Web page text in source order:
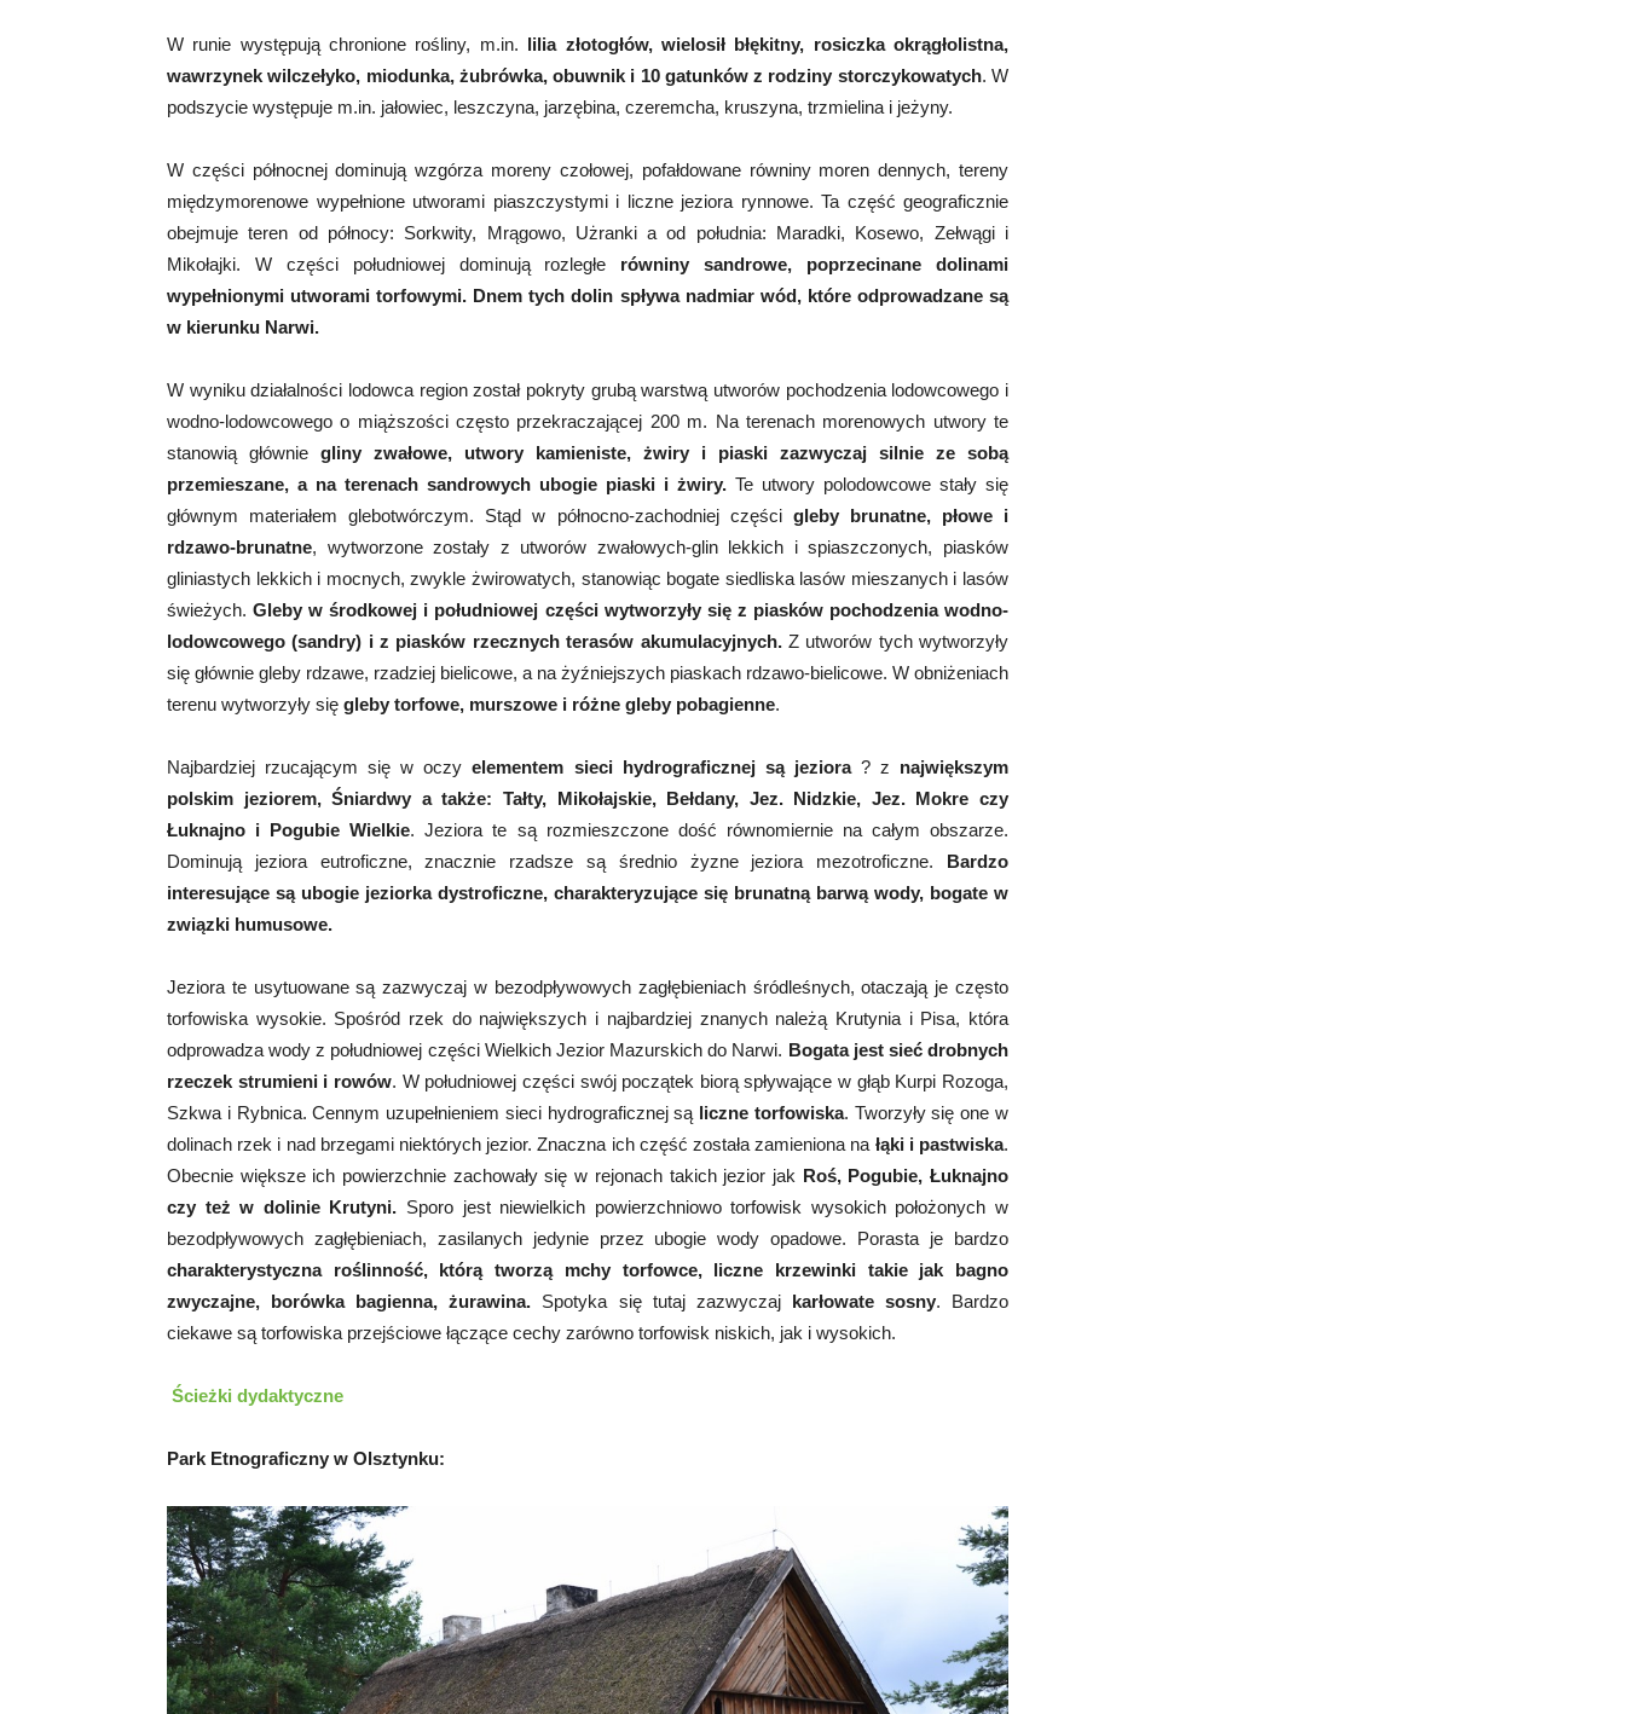
W runie występują chronione rośliny, m.in. lilia złotogłów, wielosił błękitny, rosiczka okrągłolistna,
wawrzynek wilczełyko, miodunka, żubrówka, obuwnik i 10 gatunków z rodziny storczykowatych. W
podszycie występuje m.in. jałowiec, leszczyna, jarzębina, czeremcha, kruszyna, trzmielina i jeżyny.
W części północnej dominują wzgórza moreny czołowej, pofałdowane równiny moren dennych, tereny
międzymorenowe wypełnione utworami piaszczystymi i liczne jeziora rynnowe. Ta część geograficznie
obejmuje teren od północy: Sorkwity, Mrągowo, Użranki a od południa: Maradki, Kosewo, Zełwągi i
Mikołajki. W części południowej dominują rozległe równiny sandrowe, poprzecinane dolinami
wypełnionymi utworami torfowymi. Dnem tych dolin spływa nadmiar wód, które odprowadzane są
w kierunku Narwi.
W wyniku działalności lodowca region został pokryty grubą warstwą utworów pochodzenia lodowcowego i
wodno-lodowcowego o miąższości często przekraczającej 200 m. Na terenach morenowych utwory te
stanowią głównie gliny zwałowe, utwory kamieniste, żwiry i piaski zazwyczaj silnie ze sobą
przemieszane, a na terenach sandrowych ubogie piaski i żwiry. Te utwory polodowcowe stały się
głównym materiałem glebotwórczym. Stąd w północno-zachodniej części gleby brunatne, płowe i
rdzawo-brunatne, wytworzone zostały z utworów zwałowych-glin lekkich i spiaszczonych, piasków
gliniastych lekkich i mocnych, zwykle żwirowatych, stanowiąc bogate siedliska lasów mieszanych i lasów
świeżych.Gleby w środkowej i południowej części wytworzyły się z piasków pochodzenia wodno-
lodowcowego (sandry) i z piasków rzecznych terasów akumulacyjnych.Z utworów tych wytworzyły
się głównie gleby rdzawe, rzadziej bielicowe, a na żyźniejszych piaskach rdzawo-bielicowe. W obniżeniach
terenu wytworzyły się gleby torfowe, murszowe i różne gleby pobagienne.
Najbardziej rzucającym się w oczy elementem sieci hydrograficznej są jeziora? z największym
polskim jeziorem, Śniardwy a także: Tałty, Mikołajskie, Bełdany, Jez. Nidzkie, Jez. Mokre czy
Łuknajno i Pogubie Wielkie. Jeziora te są rozmieszczone dość równomiernie na całym obszarze.
Dominują jeziora eutroficzne, znacznie rzadsze są średnio żyzne jeziora mezotroficzne. Bardzo
interesujące są ubogie jeziorka dystroficzne, charakteryzujące się brunatną barwą wody, bogate w
związki humusowe.
Jeziora te usytuowane są zazwyczaj w bezodpływowych zagłębieniach śródleśnych, otaczają je często
torfowiska wysokie. Spośród rzek do największych i najbardziej znanych należą Krutynia i Pisa, która
odprowadza wody z południowej części Wielkich Jezior Mazurskich do Narwi. Bogata jest sieć drobnych
rzeczek strumieni i rowów. W południowej części swój początek biorą spływające w głąb Kurpi Rozoga,
Szkwa i Rybnica. Cennym uzupełnieniem sieci hydrograficznej są liczne torfowiska. Tworzyły się one w
dolinach rzek i nad brzegami niektórych jezior. Znaczna ich część została zamieniona na łąki i pastwiska.
Obecnie większe ich powierzchnie zachowały się w rejonach takich jezior jak Roś, Pogubie, Łuknajno
czy też w dolinie Krutyni. Sporo jest niewielkich powierzchniowo torfowisk wysokich położonych w
bezodpływowych zagłębieniach, zasilanych jedynie przez ubogie wody opadowe. Porasta je bardzo
charakterystyczna roślinność, którą tworzą mchy torfowce, liczne krzewinki takie jak bagno
zwyczajne, borówka bagienna, żurawina. Spotyka się tutaj zazwyczaj karłowate sosny. Bardzo
ciekawe są torfowiska przejściowe łączące cechy zarówno torfowisk niskich, jak i wysokich.
Ścieżki dydaktyczne
Park Etnograficzny w Olsztynku: